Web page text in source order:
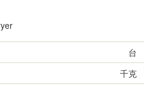
台
千克